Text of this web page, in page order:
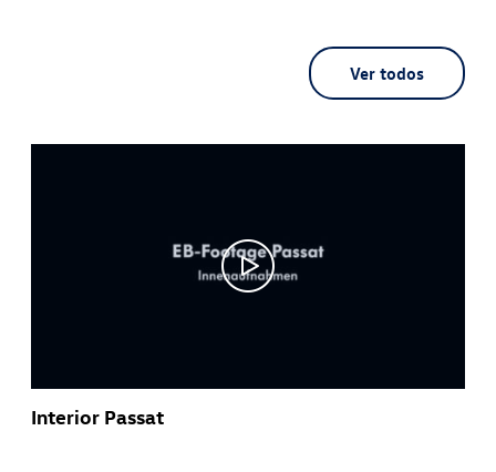
Ver todos
Interior Passat